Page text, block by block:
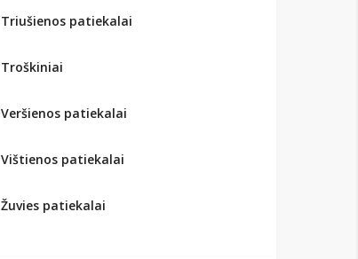
Triušienos patiekalai
Troškiniai
Veršienos patiekalai
Vištienos patiekalai
Žuvies patiekalai